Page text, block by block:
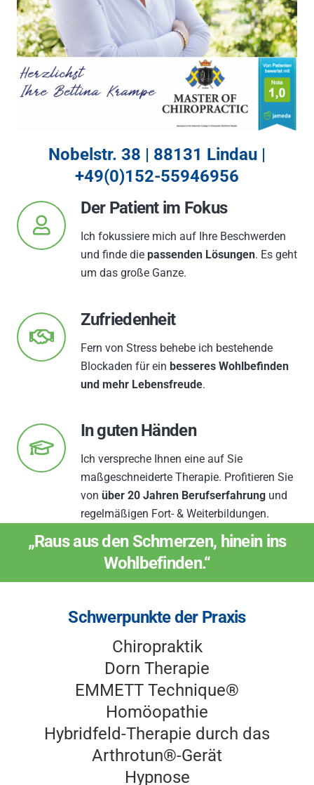
Nobelstr. 38 | 88131 Lindau |
+49(0)152-55946956
Der Patient im Fokus
Ich fokussiere mich auf Ihre Beschwerden
und finde die passenden Lösungen. Es geht
um das große Ganze.
Zufriedenheit
Fern von Stress behebe ich bestehende
Blockaden für ein besseres Wohlbefinden
und mehr Lebensfreude.
In guten Händen
Ich verspreche Ihnen eine auf Sie
maßgeschneiderte Therapie. Profitieren Sie
von über 20 Jahren Berufserfahrungund
regelmäßigen Fort- & Weiterbildungen.
„Raus aus den Schmerzen, hinein ins
Wohlbefinden.“
Schwerpunkte der Praxis
Chiropraktik
Dorn Therapie
EMMETT Technique®
Homöopathie
Hybridfeld-Therapie durch das
Arthrotun®-Gerät
Hypnose